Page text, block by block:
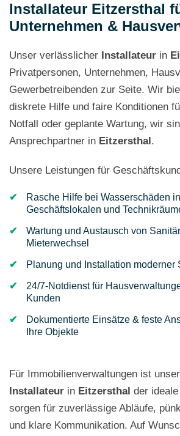
Installateur Eitzersthal
Unternehmen &
Unser verlässlicher Installateur in
Privatpersonen, Unternehmen,
Gewerbetreibenden zur Seite. Wir
diskrete Hilfe und faire Konditionen
Notfall oder geplante Wartung, wir
Ansprechpartner in Eitzersthal.
Unsere Leistungen für
Rasche Hilfe bei Wasserschäden
Geschäftslokalen und
Wartung und Austausch von
Mieterwechsel
Planung und Installation moderner
24/7-Notdienst für
Kunden
Dokumentierte Einsätze & feste
Ihre Objekte
Für Immobilienverwaltungen ist
Installateur in Eitzersthal der
sorgen für zuverlässige Abläufe,
und klare Kommunikation. Auf